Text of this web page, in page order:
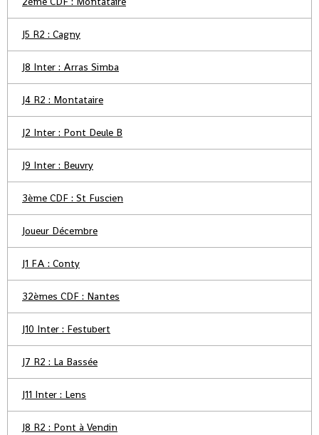
J5 R2 : Cagny
J8 Inter : Arras Simba
J4 R2 : Montataire
J2 Inter : Pont Deule B
J9 Inter : Beuvry
3ème CDF : St Fuscien
Joueur Décembre
J1 FA : Conty
32èmes CDF : Nantes
J10 Inter : Festubert
J7 R2 : La Bassée
J11 Inter : Lens
J8 R2 : Pont à Vendin